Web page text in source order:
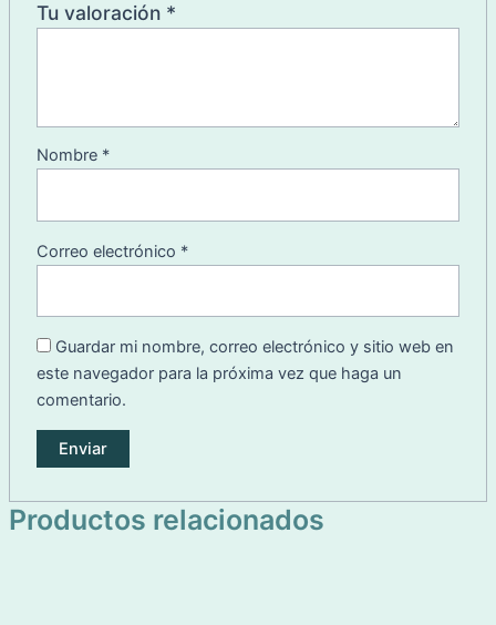
Tu valoración *
Nombre *
Correo electrónico *
Guardar mi nombre, correo electrónico y sitio web en
este navegador para la próxima vez que haga un
comentario.
Productos relacionados